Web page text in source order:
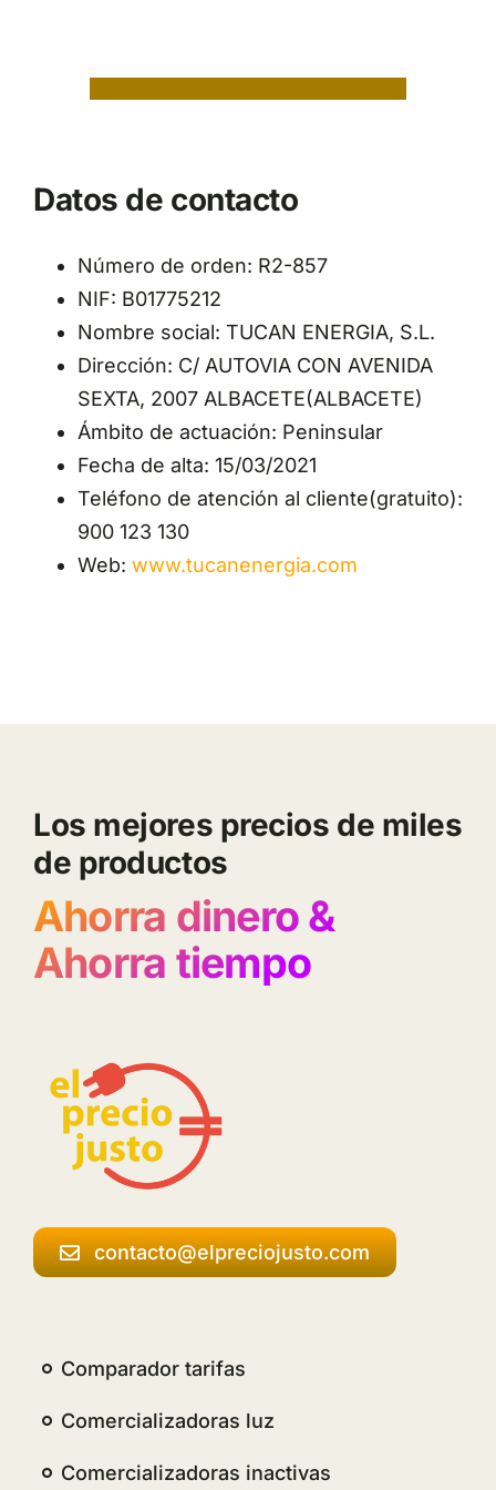
Datos de contacto
Número de orden: R2-857
NIF: B01775212
Nombre social: TUCAN ENERGIA, S.L.
Dirección: C/ AUTOVIA CON AVENIDA
SEXTA, 2007 ALBACETE(ALBACETE)
Ámbito de actuación: Peninsular
Fecha de alta: 15/03/2021
Teléfono de atención al cliente(gratuito):
900 123 130
Web: www.tucanenergia.com
Los mejores precios de miles
de productos
Ahorra dinero &
Ahorra tiempo
contacto@elpreciojusto.com
Comparador tarifas
Comercializadoras luz
Comercializadoras inactivas